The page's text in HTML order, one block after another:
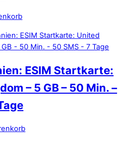
ESIM Startkarte:
– 5 GB – 50 Min. –